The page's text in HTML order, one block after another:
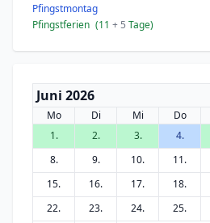
Pfingstmontag
Pfingstferien (11 + 5 Tage)
Juni 2026
Mo Di Mi Do
1.
2. 3. 4.
8.
9. 10. 11.
15.
16. 17. 18.
22.
23. 24. 25.